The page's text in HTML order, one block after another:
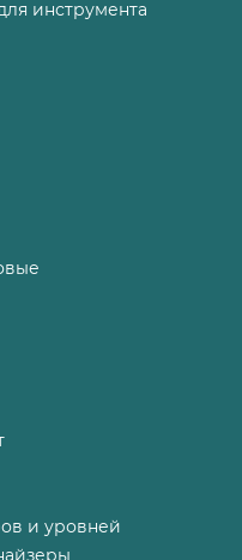
инструмента
и уровней